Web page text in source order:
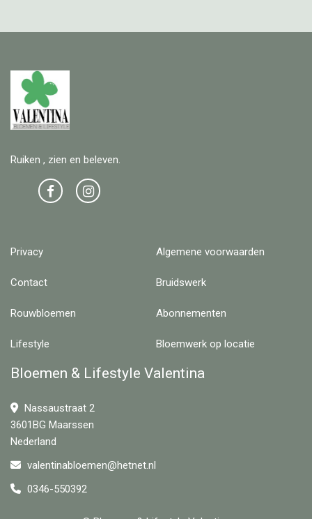
Ruiken , zien en beleven.
Privacy Algemene voorwaarden
Contact Bruidswerk
Rouwbloemen Abonnementen
Lifestyle Bloemwerk op locatie
Bloemen & Lifestyle Valentina
Nassaustraat 2
3601BG Maarssen
Nederland
valentinabloemen@hetnet.nl
0346-550392